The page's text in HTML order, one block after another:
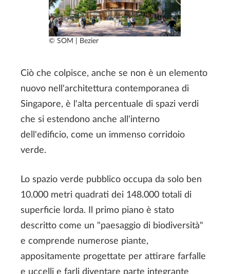
© SOM | Bezier
Ciò che colpisce, anche se non è un elemento
nuovo nell'architettura contemporanea di
Singapore, è l'alta percentuale di spazi verdi
che si estendono anche all'interno
dell'edificio, come un immenso corridoio
verde.
Lo spazio verde pubblico occupa da solo ben
10.000 metri quadrati dei 148.000 totali di
superficie lorda. Il primo piano è stato
descritto come un "paesaggio di biodiversità"
e comprende numerose piante,
appositamente progettate per attirare farfalle
e uccelli e farli diventare parte integrante